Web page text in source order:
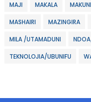
MAJI MAKALA
MASHAIRI MAZINGIRA
MILA /UTAMADUNI
TEKNOLOJIA/UBUNIFU